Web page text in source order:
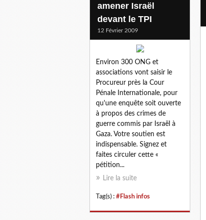
amener Israël
devant le TPI
12 Février 2009
Environ 300 ONG et
associations vont saisir le
Procureur près la Cour
Pénale Internationale, pour
qu'une enquête soit ouverte
à propos des crimes de
guerre commis par Israël à
Gaza. Votre soutien est
indispensable. Signez et
faites circuler cette «
pétition...
Lire la suite
Tag(s) : #Flash infos